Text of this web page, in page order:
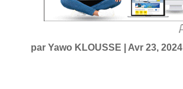
parYawo KLOUSSE Avr 23, 2024